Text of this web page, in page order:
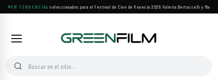
EN TENDENCIA
Siete filmes árabes seleccionados para el Festival de Cine de Venecia 2026·Valeria Bertuccelli y Martín